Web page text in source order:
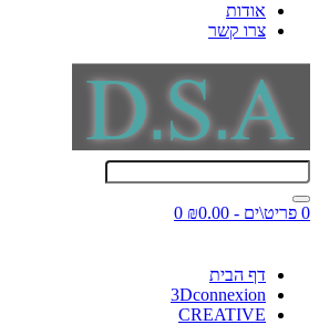
אודות
צרו קשר
0 פריט\ים - ₪0.00 0
דף הבית
3Dconnexion
CREATIVE